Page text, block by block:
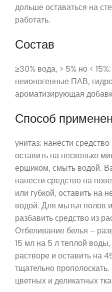
дольше оставаться на
работать.
Состав
≥30% вода, > 5% но <
неионогенные ПАВ,
ароматизирующая
Способ
унитаз: нанести
оставить на несколько
ершиком, смыть водой.
нанести средство на
или губкой, оставить на
водой. Для мытья полов
разбавить средство из
Отбеливание белья –
15 мл на 5 л теплой воды,
растворе и оставить на
тщательно
цветных и деликатных